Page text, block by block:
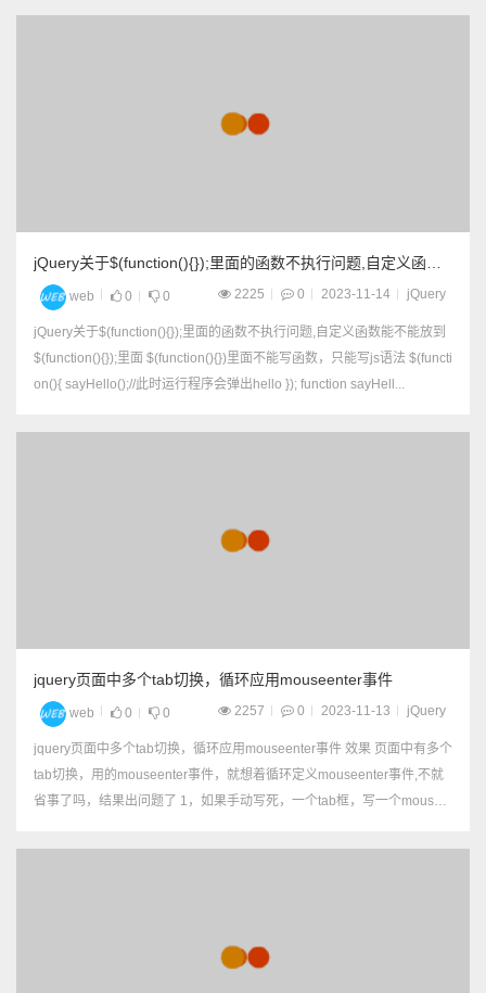
jQuery关于$(function(){});里面的函数不执行问题,自定义函数
能不能放到$(function(){});里面
web 0 0 2225 0 2023-11-14 jQuery
jQuery关于$(function(){});里面的函数不执行问题,自定义函数能不能放到
$(function(){});里面 $(function(){})里面不能写函数，只能写js语法 $(functi
on(){ sayHello();//此时运行程序会弹出hello }); function sayHell...
jquery页面中多个tab切换，循环应用mouseenter事件
web 0 0 2257 0 2023-11-13 jQuery
jquery页面中多个tab切换，循环应用mouseenter事件 效果 页面中有多个
tab切换，用的mouseenter事件，就想着循环定义mouseenter事件,不就
省事了吗，结果出问题了 1，如果手动写死，一个tab框，写一个mousee